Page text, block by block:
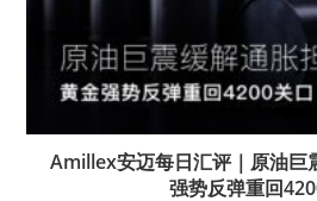
Amillex安迈每日汇评｜原油巨
强势反弹重回